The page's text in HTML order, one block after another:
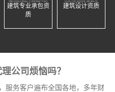
建筑专业承包资
质
建筑设计资质
公司烦恼吗？
服务客户遍布全国各地，多年财